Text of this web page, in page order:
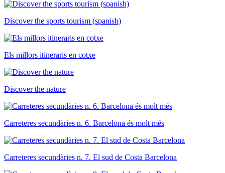
Discover the sports tourism (spanish)
Els millors itineraris en cotxe
Discover the nature
Carreteres secundàries n. 6. Barcelona és molt més
Carreteres secundàries n. 7. El sud de Costa Barcelona